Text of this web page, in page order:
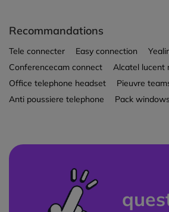
Recommandations
Tele connecter Easy connection
Conferencecam connect
Alcatel lucent
Office telephone headset
Pieuvre
Anti poussiere telephone
Pack windows